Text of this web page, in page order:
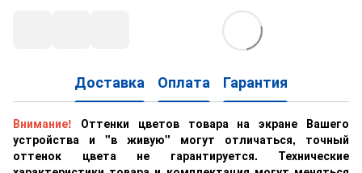
Доставка Оплата Гарантия
Внимание!
Оттенки цветов товара на экране Вашего
устройства и "в живую" могут отличаться, точный
оттенок цвета не гарантируется. Технические